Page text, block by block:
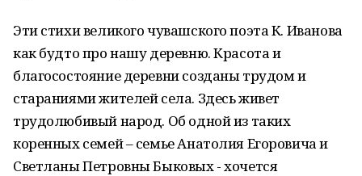
Эти стихи великого чувашского поэта К. Иванова
как будто про нашу деревню. Красота и
благосостояние деревни созданы трудом и
стараниями жителей села. Здесь живет
трудолюбивый народ. Об одной из таких
коренных семей – семье Анатолия Егоровича и
Светланы Петровны Быковых - хочется